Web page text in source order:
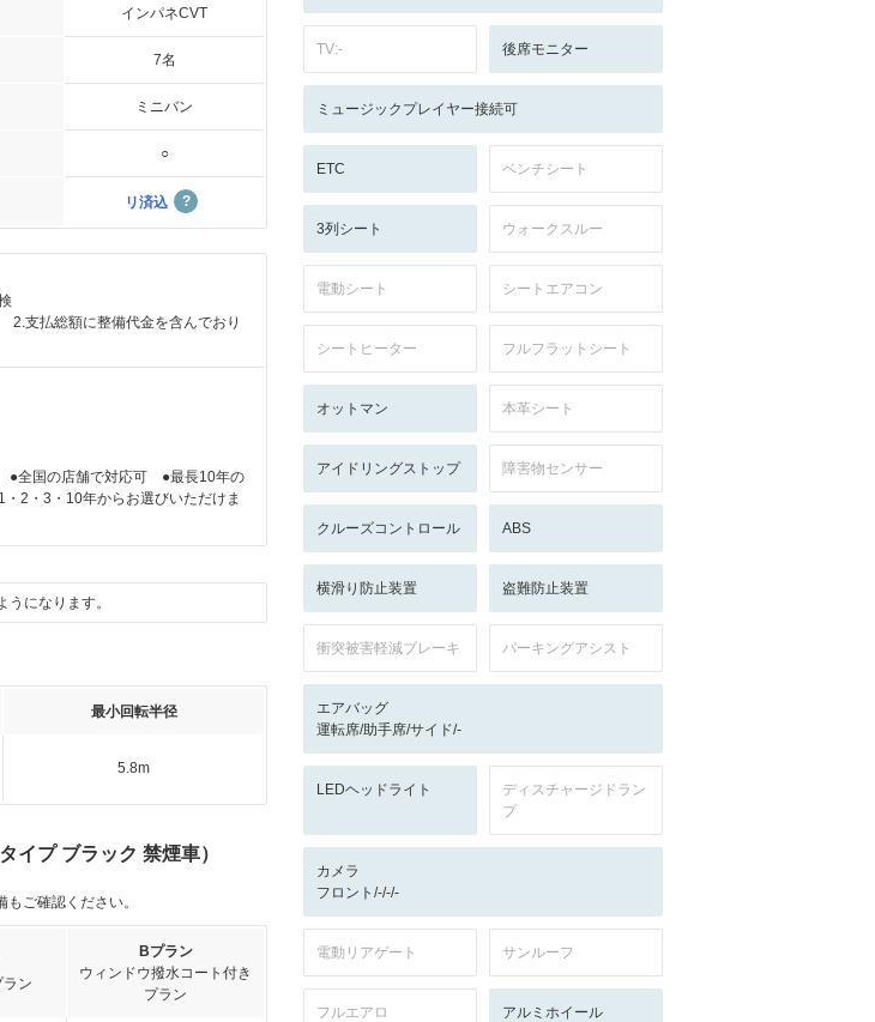
インパネCVT
7名
ミニバン
○
リ済込
支払総額に整備代金を含んでおり
全国の店舗で対応可 ●最長10年の
2・3・10年からお選びいただけま
になります。
最小回転半径
5.8m
イプ ブラック 禁煙車）
ご確認ください。
ン
Bプラン
ウィンドウ撥水コート付き
プラン
TV:- 後席モニター
ミュージックプレイヤー接続可
ETC ベンチシート
3列シート ウォークスルー
電動シート シートエアコン
シートヒーター フルフラットシート
オットマン 本革シート
アイドリングストップ 障害物センサー
クルーズコントロール ABS
横滑り防止装置 盗難防止装置
衝突被害軽減ブレーキ パーキングアシスト
エアバッグ
運転席/助手席/サイド/-
LEDヘッドライト
ディスチャージドラン
プ
カメラ
フロント/-/-/-
電動リアゲート サンルーフ
フルエアロ アルミホイール